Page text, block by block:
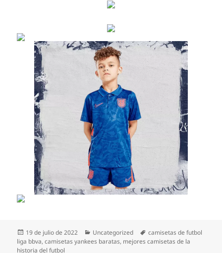
Publicado
el
19 de julio de 2022 Categorías
Uncategorized Etiquetas
camisetas de futbol
liga bbva,camisetas yankees baratas, mejores camisetas de la
historia del futbol